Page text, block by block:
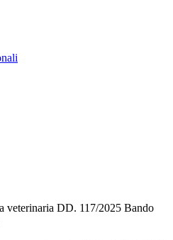
veterinaria DD. 117/2025 Bando